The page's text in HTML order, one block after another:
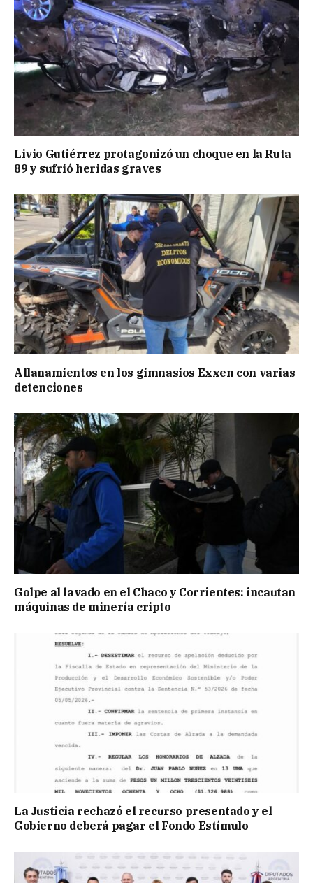
Livio Gutiérrez protagonizó un choque en la Ruta
89 y sufrió heridas graves
Allanamientos en los gimnasios Exxen con varias
detenciones
Golpe al lavado en el Chaco y Corrientes: incautan
máquinas de minería cripto
La Justicia rechazó el recurso presentado y el
Gobierno deberá pagar el Fondo Estímulo